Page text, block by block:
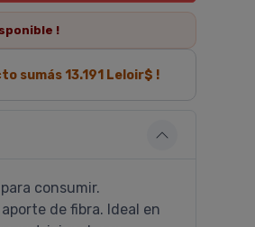
!
sumás 13.191 Leloir$ !
consumir.
de fibra. Ideal en